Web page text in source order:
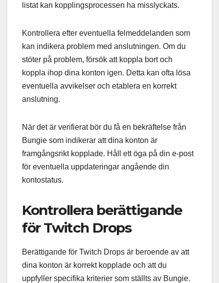
listat kan kopplingsprocessen ha misslyckats.
Kontrollera efter eventuella felmeddelanden som
kan indikera problem med anslutningen. Om du
stöter på problem, försök att koppla bort och
koppla ihop dina konton igen. Detta kan ofta lösa
eventuella avvikelser och etablera en korrekt
anslutning.
När det är verifierat bör du få en bekräftelse från
Bungie som indikerar att dina konton är
framgångsrikt kopplade. Håll ett öga på din e-post
för eventuella uppdateringar angående din
kontostatus.
Kontrollera berättigande
för Twitch Drops
Berättigande för Twitch Drops är beroende av att
dina konton är korrekt kopplade och att du
uppfyller specifika kriterier som ställts av Bungie.